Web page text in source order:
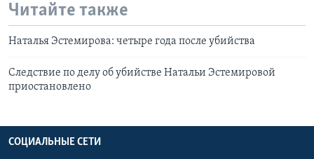
Читайте также
Наталья Эстемирова: четыре года после убийства
Следствие по делу об убийстве Натальи Эстемировой
приостановлено
СОЦИАЛЬНЫЕ СЕТИ